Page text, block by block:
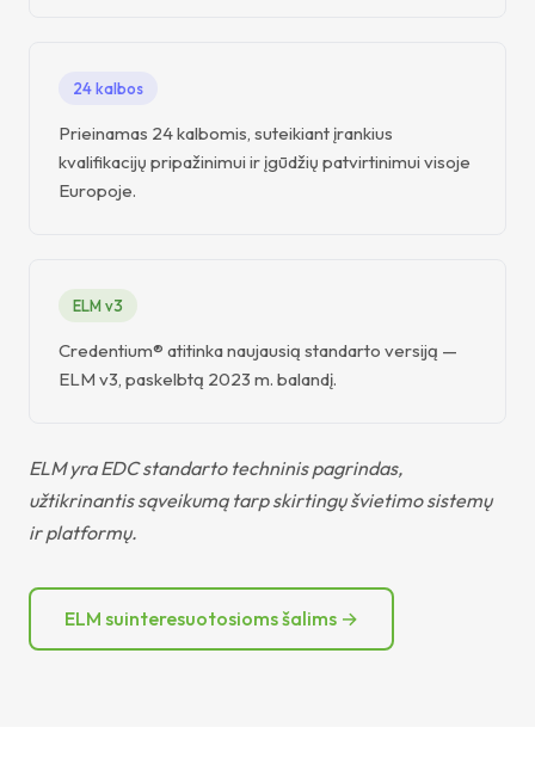
24 kalbos
Prieinamas 24 kalbomis, suteikiant įrankius
kvalifikacijų pripažinimui ir įgūdžių patvirtinimui visoje
Europoje.
ELM v3
Credentium® atitinka naujausią standarto versiją —
ELM v3, paskelbtą 2023 m. balandį.
ELM yra EDC standarto techninis pagrindas,
užtikrinantis sąveikumą tarp skirtingų švietimo sistemų
ir platformų.
ELM suinteresuotosioms šalims →